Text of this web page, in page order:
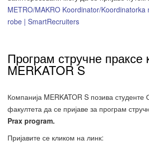
METRO/MAKRO Koordinator/
robe | SmartRecruiters
Програм стручне праксе
MERKATOR S
Компанија MERKATOR S позива студенте
факултета да се пријаве за програм
Prax program.
Пријавите се кликом на линк: